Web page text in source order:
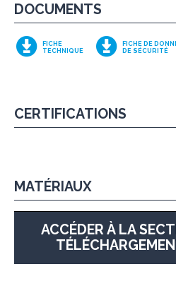
DOCUMENTS
FICHE
TECHNIQUE
FICHE DE
DE SÉCURITÉ
CERTIFICATIONS
MATÉRIAUX
ACCÉDER À LA